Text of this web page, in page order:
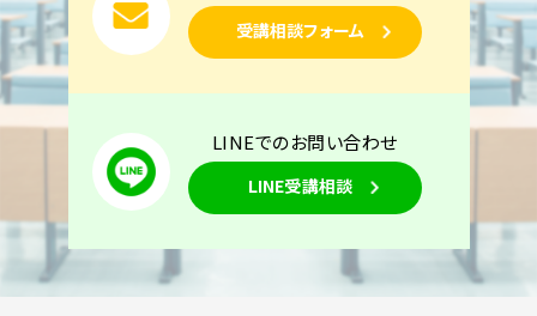
受講相談フォーム
LINEでのお問い合わせ
LINE受講相談